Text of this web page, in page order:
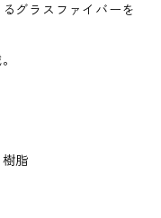
グラスファイバーを
脂